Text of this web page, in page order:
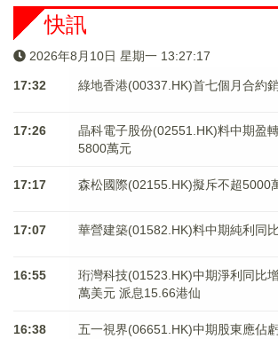
快訊
2026年8月10日 星期一 13:27:17
17:32 綠地香港(00337.HK)首七個月合約
17:26
晶科電子股份(02551.HK)料中期盈
5800萬元
17:17 森松國際(02155.HK)擬斥不超5000
17:07 華營建築(01582.HK)料中期純利同
16:55
珩灣科技(01523.HK)中期淨利同比
萬美元 派息15.66港仙
16:38
五一視界(06651.HK)中期股東應佔